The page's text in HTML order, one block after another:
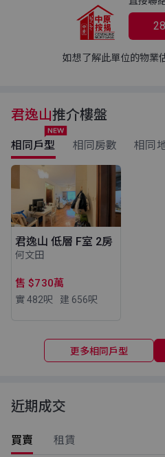
如想了解此單位的物業
君逸山推介樓盤
相同戶型 相同房數 相同
君逸山 低層 F室 2房
何文田
售 $730萬
實 482呎 建 656呎
更多相同戶型
近期成交
買賣 租賃